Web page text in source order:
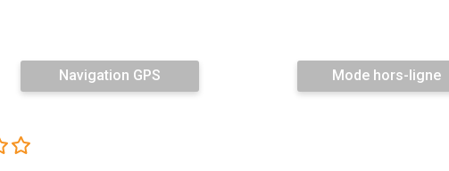
Navigation GPS Mode hors-ligne